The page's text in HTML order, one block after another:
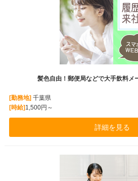
髪色自由！郵便局などで大手飲料
[勤務地]千葉県
[時給]1,500円～
詳細を見る